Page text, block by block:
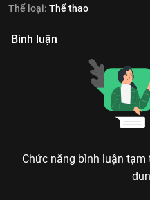
Thể loại: Thể thao
Bình luận
Chức năng bình luận